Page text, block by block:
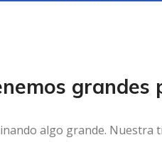
algo grande.